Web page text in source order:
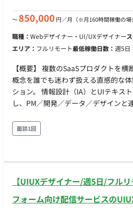
〜850,000 円／月 （※月160時間稼働の場
職種： Webデザイナー・UI/UXデザイナー
エリア： フルリモート最低稼働日数： 週5日
【概要】 複数のSaaSプロダクトを
概念を誰でも迷わず扱える直感的な
ション。 情報設計（IA）とUIテキス
し、PM／開発／データ／デザインと
ト横断の情報設計および用語・ナビ
ストの企画・改善とネーミング設計
ト企画2名、データサイエンティスト
に応じて2回の可能性あり）
面談1回
【UIUXデザイナー/週5日/フル
フォーム向け配信サービスの